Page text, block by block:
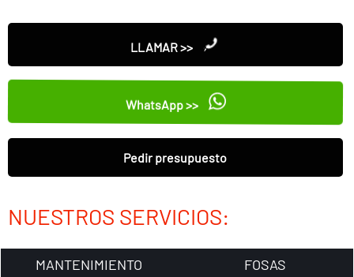
LLAMAR >>
WhatsApp >>
Pedir presupuesto
NUESTROS SERVICIOS:
MANTENIMIENTO
FOSAS